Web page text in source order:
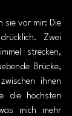
sie vor mir: Die
Zwei
strecken,
Brücke,
ihnen
die höchsten
mich mehr